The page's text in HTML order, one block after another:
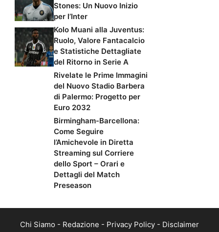
Stones: Un Nuovo Inizio
per l’Inter
Kolo Muani alla Juventus:
Ruolo, Valore Fantacalcio
e Statistiche Dettagliate
del Ritorno in Serie A
Rivelate le Prime Immagini
del Nuovo Stadio Barbera
di Palermo: Progetto per
Euro 2032
Birmingham-Barcellona:
Come Seguire
l’Amichevole in Diretta
Streaming sul Corriere
dello Sport – Orari e
Dettagli del Match
Preseason
Chi Siamo - Redazione - Privacy Policy - Disclaimer